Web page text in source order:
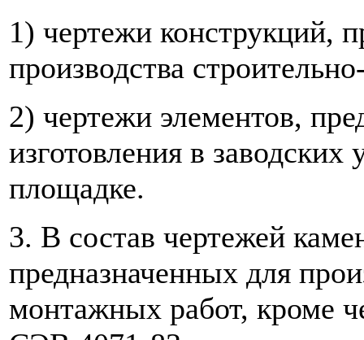
1) чертежи конструкций,
производства
2) чертежи элементов,
изготовления в
площадке.
3. В состав чертежей
предназначенных для
монтажных работ, кроме